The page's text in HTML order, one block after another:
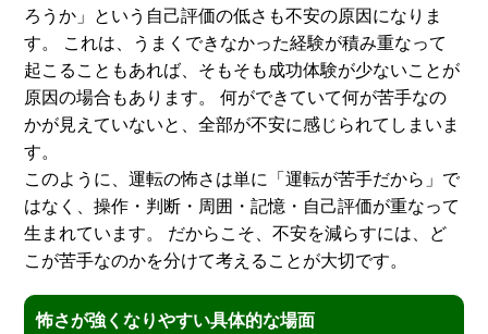
ろうか」という自己評価の低さも不安の原因になりま
す。 これは、うまくできなかった経験が積み重なって
起こることもあれば、そもそも成功体験が少ないことが
原因の場合もあります。 何ができていて何が苦手なの
かが見えていないと、全部が不安に感じられてしまいま
す。
このように、運転の怖さは単に「運転が苦手だから」で
はなく、操作・判断・周囲・記憶・自己評価が重なって
生まれています。 だからこそ、不安を減らすには、ど
こが苦手なのかを分けて考えることが大切です。
怖さが強くなりやすい具体的な場面